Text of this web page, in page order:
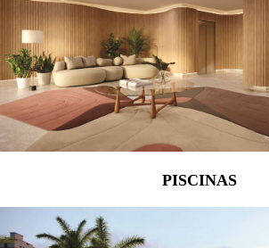
PISCINAS